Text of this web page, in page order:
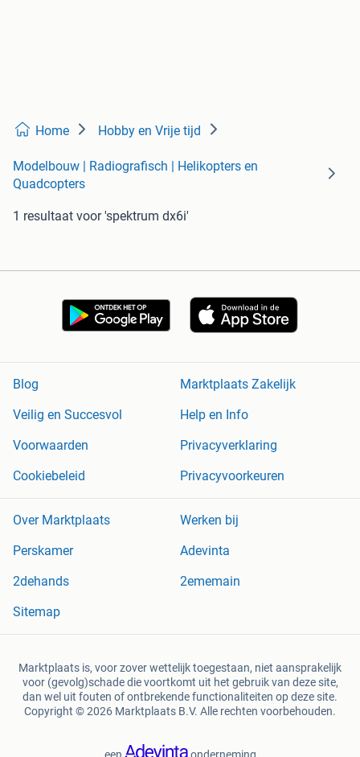
Home Hobby en Vrije tijd
Modelbouw | Radiografisch | Helikopters en
Quadcopters
1 resultaat voor 'spektrum dx6i'
Blog
Marktplaats Zakelijk
Veilig en Succesvol
Help en Info
Voorwaarden
Privacyverklaring
Cookiebeleid
Privacyvoorkeuren
Over Marktplaats
Werken bij
Perskamer
Adevinta
2dehands
2ememain
Sitemap
Marktplaats is, voor zover wettelijk toegestaan, niet aansprakelijk
voor (gevolg)schade die voortkomt uit het gebruik van deze site,
dan wel uit fouten of ontbrekende functionaliteiten op deze site.
Copyright © 2026 Marktplaats B.V. Alle rechten voorbehouden.